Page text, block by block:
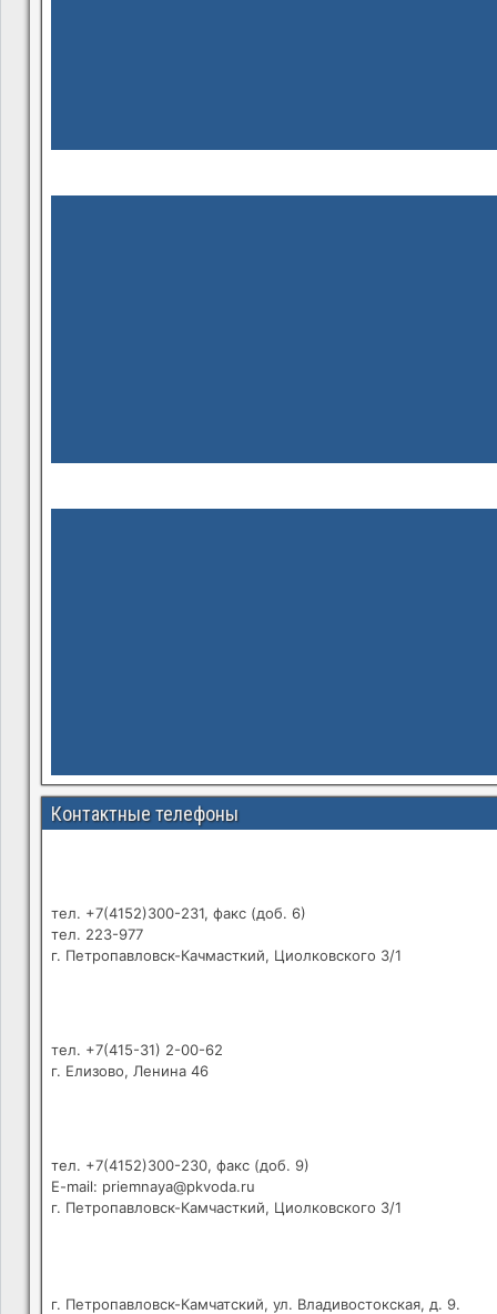
Контактные телефоны
тел. +7(4152)300-231, факс (доб. 6)
тел. 223-977
г. Петропавловск-Качмасткий, Циолковского 3/1
тел. +7(415-31) 2-00-62
г. Елизово, Ленина 46
тел. +7(4152)300-230, факс (доб. 9)
E-mail: priemnaya@pkvoda.ru
г. Петропавловск-Камчасткий, Циолковского 3/1
г. Петропавловск-Камчатский, ул. Владивостокская, д. 9.